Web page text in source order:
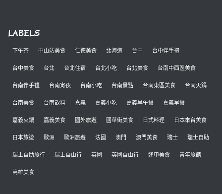
LABELS
下午茶 中山站美食 仁德美食 北海道 台中 台中伴手禮
台中美食 台北 台北住宿 台北小吃 台北美食 台南中西區美食
台南伴手禮 台南宵夜 台南小吃 台南景點 台南東區美食 台南火鍋
台南美食 台南飲料 嘉義 嘉義小吃 嘉義早午餐 嘉義早餐
嘉義火鍋 嘉義美食 國外旅遊 國華街美食 日式料理 日本來台美食
日本旅遊 歐洲 歐洲旅遊 法國 澳門 澳門美食 瑞士 瑞士自助
瑞士自助旅行 瑞士自由行 英國 英國自由行 逢甲美食 青年旅館
高雄美食